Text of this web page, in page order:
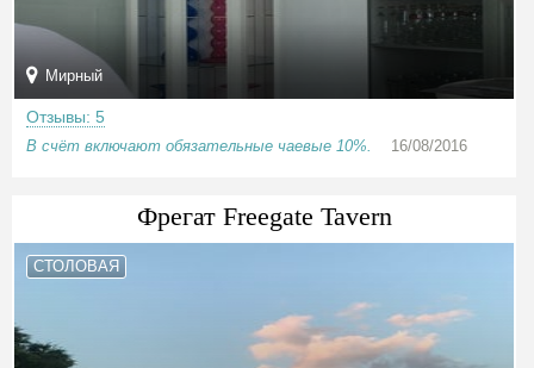
Мирный
Отзывы: 5
В счёт включают обязательные чаевые 10%. 16/08/2016
Фрегат Freegate Tavern
СТОЛОВАЯ